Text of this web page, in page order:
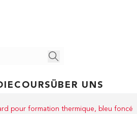
COURSÜBER UNS
pour formation thermique, bleu foncé